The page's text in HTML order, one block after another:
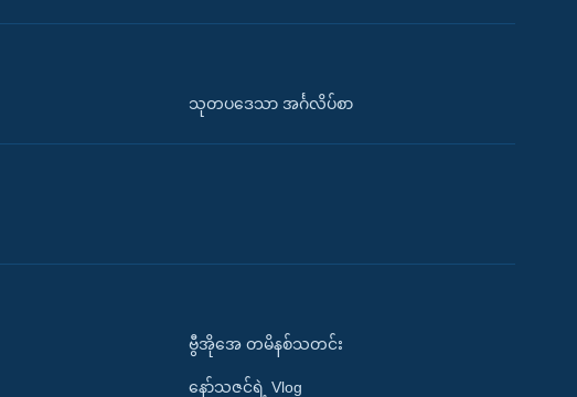
သုတပဒေသာ အင်္ဂလိပ်စာ
ဗွီအိုအေ တမိနစ်သတင်း
နော်သဇင်ရဲ့ Vlog